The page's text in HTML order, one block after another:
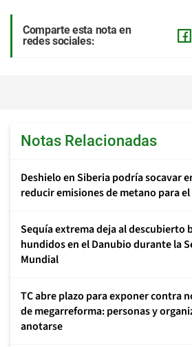
Comparte esta nota en
redes sociales:
Notas Relacionadas
Deshielo en Siberia podría socavar
reducir emisiones de metano para el
Sequía extrema deja al descubierto
hundidos en el Danubio durante la
Mundial
TC abre plazo para exponer contra
de megarreforma: personas y
anotarse